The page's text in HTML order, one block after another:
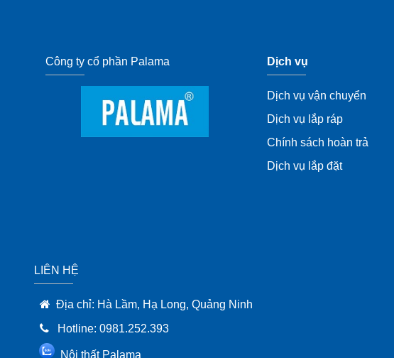
Công ty cổ phần Palama Dịch vụ
Dịch vụ vận chuyển
Dịch vụ lắp ráp
Chính sách hoàn trả
Dịch vụ lắp đặt
LIÊN HỆ
Địa chỉ: Hà Lầm, Hạ Long, Quảng Ninh
Hotline: 0981.252.393
Nội thất Palama